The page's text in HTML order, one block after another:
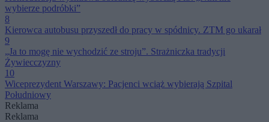
wybierze podróbki”
8
Kierowca autobusu przyszedł do pracy w spódnicy. ZTM go ukarał
9
„Ja to mogę nie wychodzić ze stroju”. Strażniczka tradycji
Żywiecczyzny
10
Wiceprezydent Warszawy: Pacjenci wciąż wybierają Szpital
Południowy
Reklama
Reklama